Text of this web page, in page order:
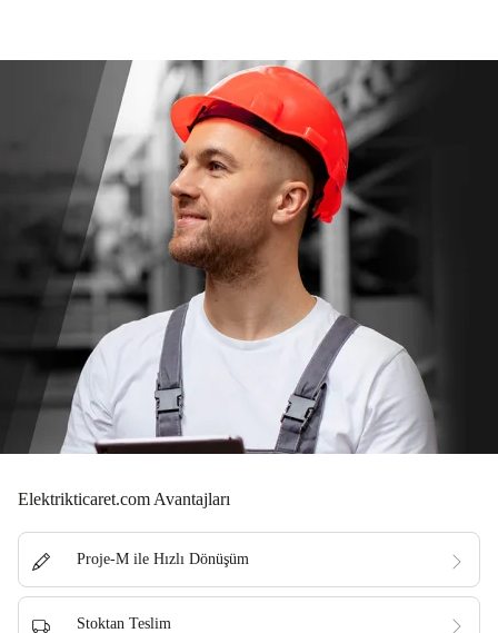
Elektrikticaret.com Avantajları
Proje-M ile Hızlı Dönüşüm
Stoktan Teslim